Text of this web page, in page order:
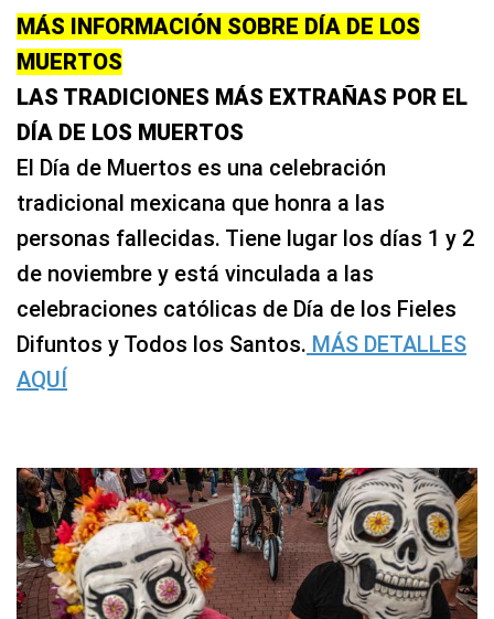
MÁS INFORMACIÓN SOBRE DÍA DE LOS
MUERTOS
LAS TRADICIONES MÁS EXTRAÑAS POR EL
DÍA DE LOS MUERTOS
El Día de Muertos es una celebración
tradicional mexicana que honra a las
personas fallecidas. Tiene lugar los días 1 y 2
de noviembre y está vinculada a las
celebraciones católicas de Día de los Fieles
Difuntos y Todos los Santos. MÁS DETALLES
AQUÍ